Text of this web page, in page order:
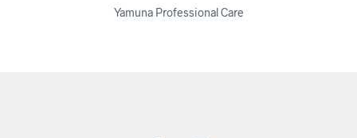
Yamuna Professional Care